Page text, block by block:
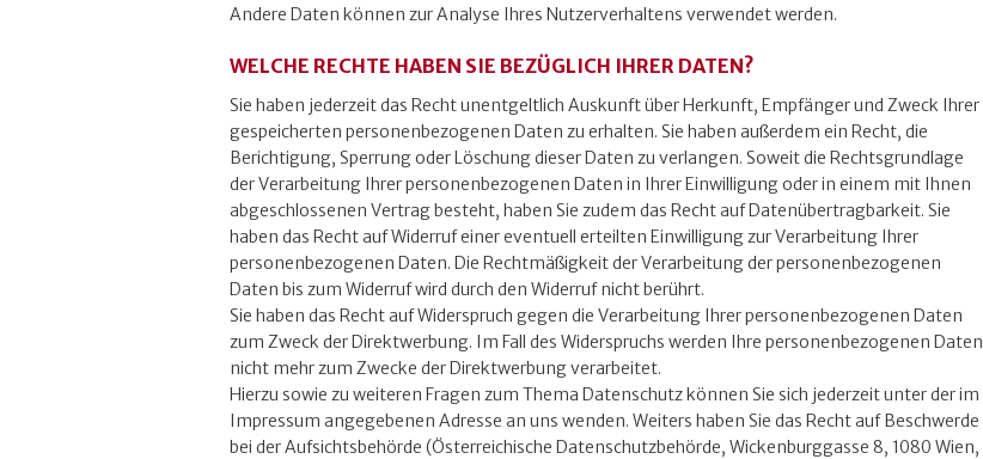
Andere Daten können zur Analyse Ihres Nutzerverhaltens verwendet werden.
WELCHE RECHTE HABEN SIE BEZÜGLICH IHRER DATEN?
Sie haben jederzeit das Recht unentgeltlich Auskunft über Herkunft, Empfänger und Zweck Ihrer
gespeicherten personenbezogenen Daten zu erhalten. Sie haben außerdem ein Recht, die
Berichtigung, Sperrung oder Löschung dieser Daten zu verlangen. Soweit die Rechtsgrundlage
der Verarbeitung Ihrer personenbezogenen Daten in Ihrer Einwilligung oder in einem mit Ihnen
abgeschlossenen Vertrag besteht, haben Sie zudem das Recht auf Datenübertragbarkeit. Sie
haben das Recht auf Widerruf einer eventuell erteilten Einwilligung zur Verarbeitung Ihrer
personenbezogenen Daten. Die Rechtmäßigkeit der Verarbeitung der personenbezogenen
Daten bis zum Widerruf wird durch den Widerruf nicht berührt.
Sie haben das Recht auf Widerspruch gegen die Verarbeitung Ihrer personenbezogenen Daten
zum Zweck der Direktwerbung. Im Fall des Widerspruchs werden Ihre personenbezogenen Daten
nicht mehr zum Zwecke der Direktwerbung verarbeitet.
Hierzu sowie zu weiteren Fragen zum Thema Datenschutz können Sie sich jederzeit unter der im
Impressum angegebenen Adresse an uns wenden. Weiters haben Sie das Recht auf Beschwerde
bei der Aufsichtsbehörde (Österreichische Datenschutzbehörde, Wickenburggasse 8, 1080 Wien,